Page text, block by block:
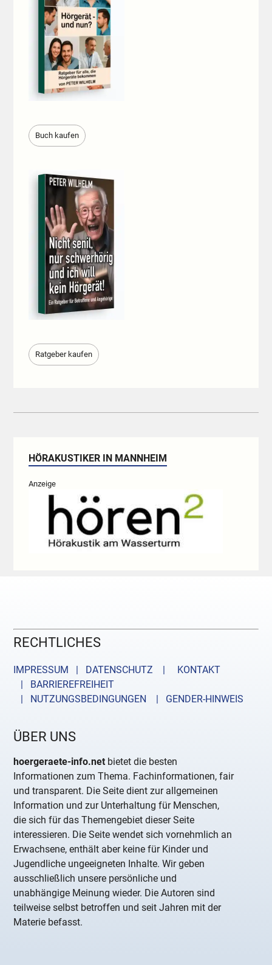
Buch kaufen
Ratgeber kaufen
HÖRAKUSTIKER IN MANNHEIM
Anzeige
RECHTLICHES
IMPRESSUM | DATENSCHUTZ |
KONTAKT
| BARRIEREFREIHEIT
| NUTZUNGSBEDINGUNGEN
| GENDER-HINWEIS
ÜBER UNS
hoergeraete-info.net bietet die besten
Informationen zum Thema. Fachinformationen, fair
und transparent. Die Seite dient zur allgemeinen
Information und zur Unterhaltung für Menschen,
die sich für das Themengebiet dieser Seite
interessieren. Die Seite wendet sich vornehmlich an
Erwachsene, enthält aber keine für Kinder und
Jugendliche ungeeigneten Inhalte. Wir geben
ausschließlich unsere persönliche und
unabhängige Meinung wieder. Die Autoren sind
teilweise selbst betroffen und seit Jahren mit der
Materie befasst.